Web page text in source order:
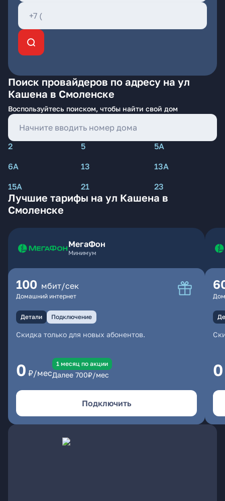
Поиск провайдеров по адресу на ул
Кашена в Смоленске
Воспользуйтесь поиском, чтобы найти свой дом
2 5
5А
6А
13
13А
15А
21 23
Лучшие тарифы на ул Кашена в
Смоленске
МегаФон
Минимум
100 мбит/сек
Домашний интернет
Детали Подключение
Скидка только для новых абонентов.
0 ₽/мес
1 месяц по акции
Далее 700₽/мес
Подключить
0